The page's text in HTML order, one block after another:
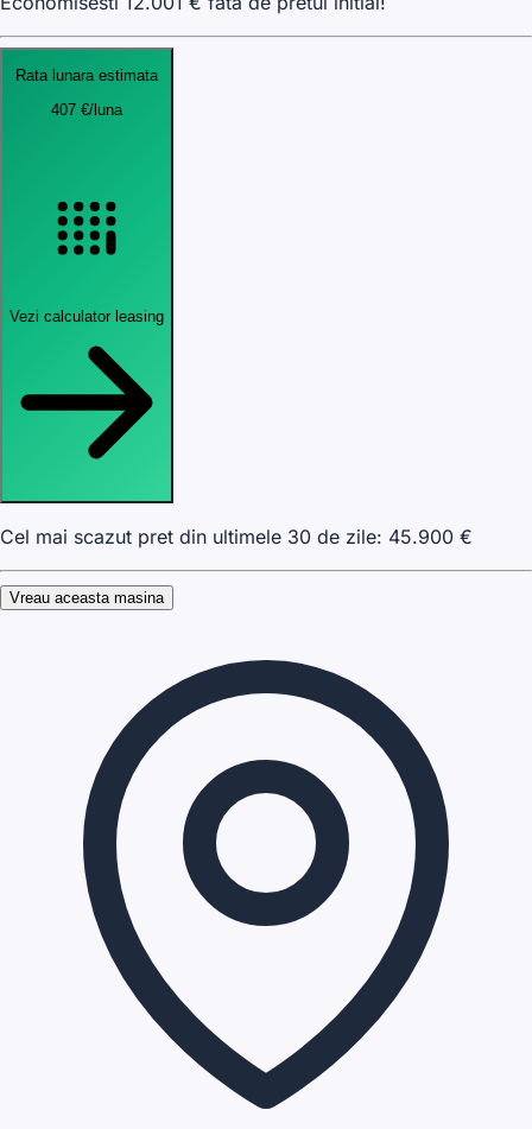
Rata lunara estimata
407 €/luna
Vezi calculator leasing
Cel mai scazut pret din ultimele 30 de zile: 45.900 €
Vreau aceasta masina